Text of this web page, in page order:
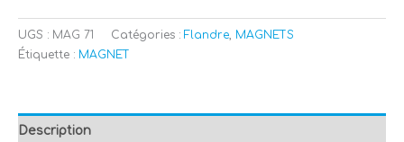
UGS : MAG 71 Catégories : Flandre MAGNETS
Étiquette : MAGNET
Description